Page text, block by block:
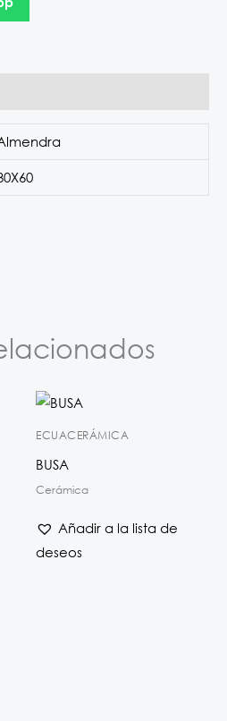
ECUACERÁMICA
BUSA
Cerámica
Añadir a la lista de
deseos